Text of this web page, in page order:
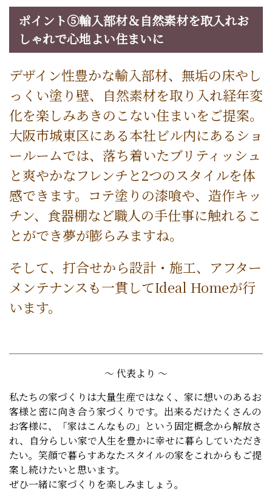
ポイント⑤輸入部材＆自然素材を取入れお
しゃれで心地よい住まいに
デザイン性豊かな輸入部材、無垢の床やし
っくい塗り壁、自然素材を取り入れ経年変
化を楽しみあきのこない住まいをご提案。
大阪市城東区にある本社ビル内にあるショ
ールームでは、落ち着いたブリティッシュ
と爽やかなフレンチと2つのスタイルを体
感できます。コテ塗りの漆喰や、造作キッ
チン、食器棚など職人の手仕事に触れるこ
とができ夢が膨らみますね。
そして、打合せから設計・施工、アフター
メンテナンスも一貫してIdeal Homeが行
います。
～ 代表より ～
私たちの家づくりは大量生産ではなく、家に想いのあるお
客様と密に向き合う家づくりです。出来るだけたくさんの
お客様に、「家はこんなもの」という固定概念から解放さ
れ、自分らしい家で人生を豊かに幸せに暮らしていただき
たい。笑顔で暮らすあなたスタイルの家をこれからもご提
案し続けたいと思います。
ぜひ一緒に家づくりを楽しみましょう。